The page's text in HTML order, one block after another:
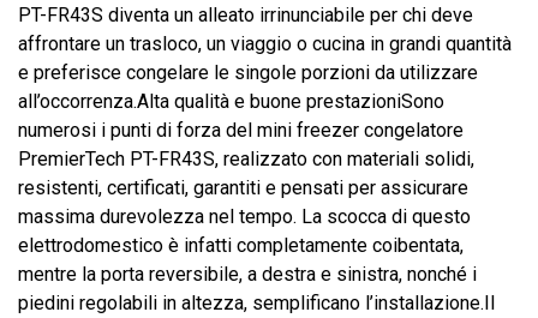
PT-FR43S diventa un alleato irrinunciabile per chi deve
affrontare un trasloco, un viaggio o cucina in grandi quantità
e preferisce congelare le singole porzioni da utilizzare
all’occorrenza.Alta qualità e buone prestazioniSono
numerosi i punti di forza del mini freezer congelatore
PremierTech PT-FR43S, realizzato con materiali solidi,
resistenti, certificati, garantiti e pensati per assicurare
massima durevolezza nel tempo. La scocca di questo
elettrodomestico è infatti completamente coibentata,
mentre la porta reversibile, a destra e sinistra, nonché i
piedini regolabili in altezza, semplificano l’installazione.Il